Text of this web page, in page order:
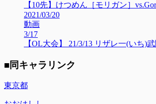
【10先】けつめん［モリガン］
2021/03/20
動画
3/17
【OL大会】 21/3/13 リザレ一(いち)
■同キャラリンク
東京都